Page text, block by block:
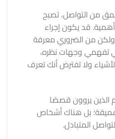
من التواصل، تصبح
قد يكون إجراء
ولكن من الضروري معرفة
وجهات نظره،
ولا تفترض أنك تعرف
الذين يروون قصصًا
بل هناك أشخاص
المتبادل.